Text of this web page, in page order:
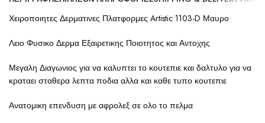
Χειροποιητες Δερματινες Πλατφορμες Artistic 1103-D Μαυρο
Λειο Φυσικο Δερμα Εξαιρετικης Ποιοτητος και Αντοχης
Μεγαλη Διαγωνιος για να καλυπτει το κουτεπιε και δαλτυλο για να
κραταει σταθερα λεπτα ποδια αλλα και καθε τυπο κουτεπιε
Ανατομικη επενδυση με αφρολεξ σε ολο το πελμα